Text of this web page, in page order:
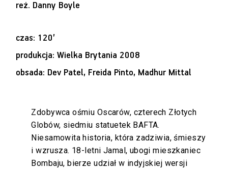
reż. Danny Boyle
czas: 120’
produkcja: Wielka Brytania 2008
obsada: Dev Patel, Freida Pinto, Madhur Mittal
Zdobywca ośmiu Oscarów, czterech Złotych
Globów, siedmiu statuetek BAFTA.
Niesamowita historia, która zadziwia, śmieszy
i wzrusza. 18-letni Jamal, ubogi mieszkaniec
Bombaju, bierze udział w indyjskiej wersji